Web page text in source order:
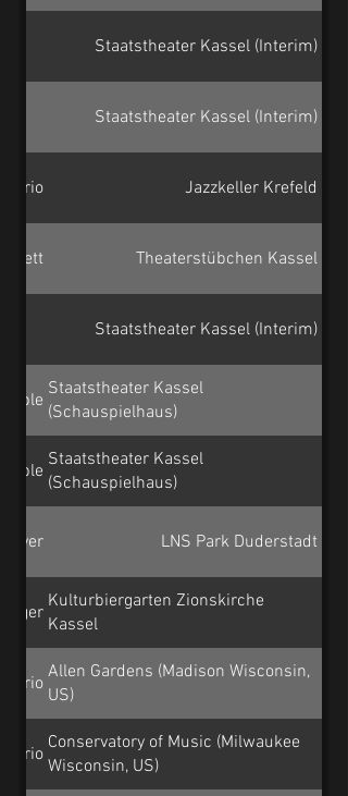
Staatstheater Kassel (Interim)
Staatstheater Kassel (Interim)
Jazzkeller Krefeld
Trio
Theaterstübchen Kassel
Staatstheater Kassel (Interim)
Staatstheater Kassel
(Schauspielhaus)
Staatstheater Kassel
(Schauspielhaus)
LNS Park Duderstadt
Kulturbiergarten Zionskirche
Kassel
Allen Gardens (Madison Wisconsin,
US)
Trio
Conservatory of Music (Milwaukee
Wisconsin, US)
Trio